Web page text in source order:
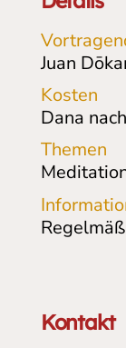
Juan
Kosten
Dana
Themen
Kontakt